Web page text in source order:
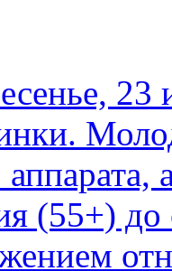
(55+) до